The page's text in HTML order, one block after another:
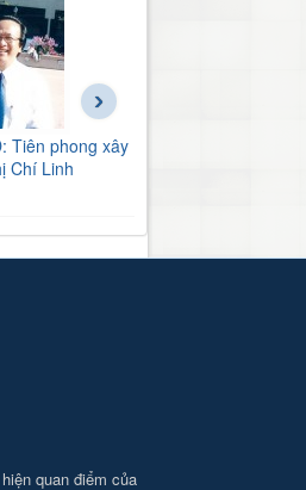
Tiên phong xây
Chí Linh
›
quan điểm của